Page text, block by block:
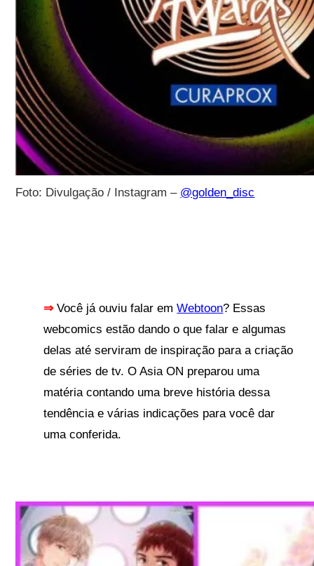
Foto: Divulgação / Instagram – @golden_disc
⇒Você já ouviu falar emWebtoon? Essas
webcomics estão dando o que falar e algumas
delas até serviram de inspiração para a criação
de séries de tv. O Asia ON preparou uma
matéria contando uma breve história dessa
tendência e várias indicações para você dar
uma conferida.